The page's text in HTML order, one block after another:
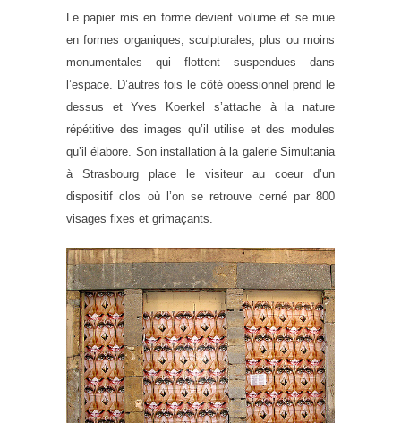
Le papier mis en forme devient volume et se mue
en formes organiques, sculpturales, plus ou moins
monumentales qui flottent suspendues dans
l’espace. D’autres fois le côté obessionnel prend le
dessus et Yves Koerkel s’attache à la nature
répétitive des images qu’il utilise et des modules
qu’il élabore. Son installation à la galerie Simultania
à Strasbourg place le visiteur au coeur d’un
dispositif clos où l’on se retrouve cerné par 800
visages fixes et grimaçants.